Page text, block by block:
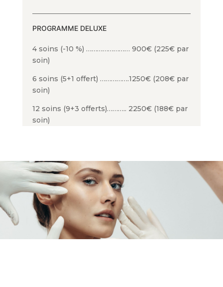
PROGRAMME DELUXE
4 soins (-10 %) …………………… 900€ (225€ par
soin)
6 soins (5+1 offert) …………….1250€ (208€ par
soin)
12 soins (9+3 offerts)……….. 2250€ (188€ par
soin)